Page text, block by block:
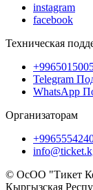
instagram
facebook
Техническая
Telegram
WhatsApp
Организаторам
© ОсОО "Тикет
Кыргызская